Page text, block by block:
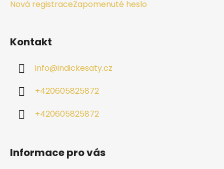
Nová registraceZapomenuté heslo
Kontakt
info@indickesaty.cz
+420605825872
+420605825872
Informace pro vás